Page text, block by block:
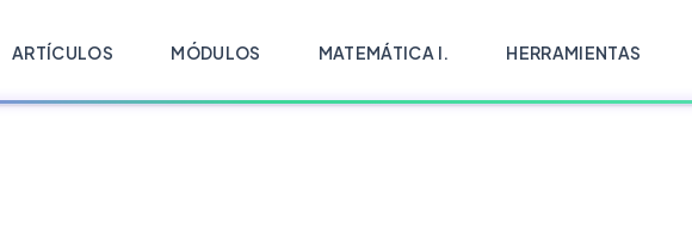
ARTÍCULOS MÓDULOS MATEMÁTICA I. HERRAMIENTAS